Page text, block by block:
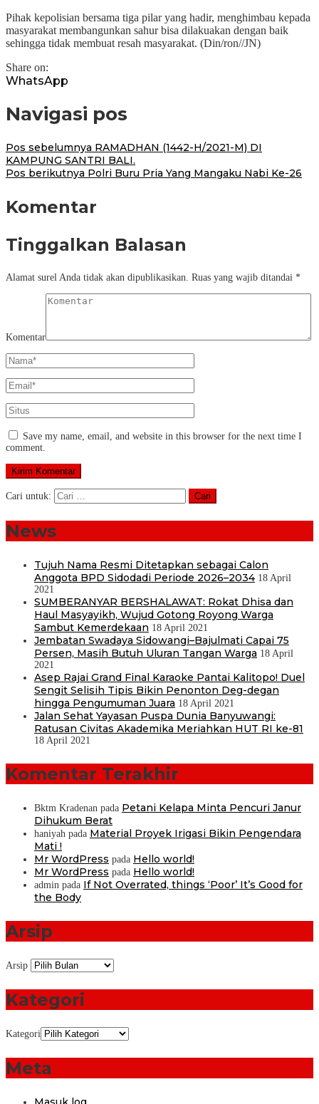
Pihak kepolisian bersama tiga pilar yang hadir, menghimbau kepada
masyarakat membangunkan sahur bisa dilakuakan dengan baik
sehingga tidak membuat resah masyarakat. (Din/ron//JN)
Share on:
WhatsApp
Navigasi pos
Pos sebelumnya RAMADHAN (1442-H/2021-M) DI
KAMPUNG SANTRI BALI.
Pos berikutnya Polri Buru Pria Yang Mangaku Nabi Ke-26
Komentar
Tinggalkan Balasan
Alamat surel Anda tidak akan dipublikasikan. Ruas yang wajib ditandai *
Komentar
Save my name, email, and website in this browser for the next time I
comment.
Cari untuk:
News
Tujuh Nama Resmi Ditetapkan sebagai Calon
Anggota BPD Sidodadi Periode 2026–2034 18 April
2021
SUMBERANYAR BERSHALAWAT: Rokat Dhisa dan
Haul Masyayikh, Wujud Gotong Royong Warga
Sambut Kemerdekaan 18 April 2021
Jembatan Swadaya Sidowangi–Bajulmati Capai 75
Persen, Masih Butuh Uluran Tangan Warga 18 April
2021
Asep Rajai Grand Final Karaoke Pantai Kalitopo! Duel
Sengit Selisih Tipis Bikin Penonton Deg-degan
hingga Pengumuman Juara 18 April 2021
Jalan Sehat Yayasan Puspa Dunia Banyuwangi:
Ratusan Civitas Akademika Meriahkan HUT RI ke-81
18 April 2021
Komentar Terakhir
Bktm Kradenan pada Petani Kelapa Minta Pencuri Janur
Dihukum Berat
haniyah pada Material Proyek Irigasi Bikin Pengendara
Mati !
Mr WordPress pada Hello world!
Mr WordPress pada Hello world!
admin pada If Not Overrated, things ‘Poor’ It’s Good for
the Body
Arsip
Arsip
Kategori
Kategori
Meta